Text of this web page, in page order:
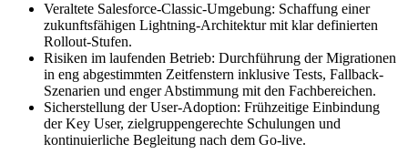
Veraltete Salesforce-Classic-Umgebung: Schaffung einer
zukunftsfähigen Lightning-Architektur mit klar definierten
Rollout-Stufen.
Risiken im laufenden Betrieb: Durchführung der Migrationen
in eng abgestimmten Zeitfenstern inklusive Tests, Fallback-
Szenarien und enger Abstimmung mit den Fachbereichen.
Sicherstellung der User-Adoption: Frühzeitige Einbindung
der Key User, zielgruppengerechte Schulungen und
kontinuierliche Begleitung nach dem Go-live.